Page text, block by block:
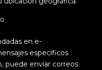
en e-
específicos
puede enviar correos